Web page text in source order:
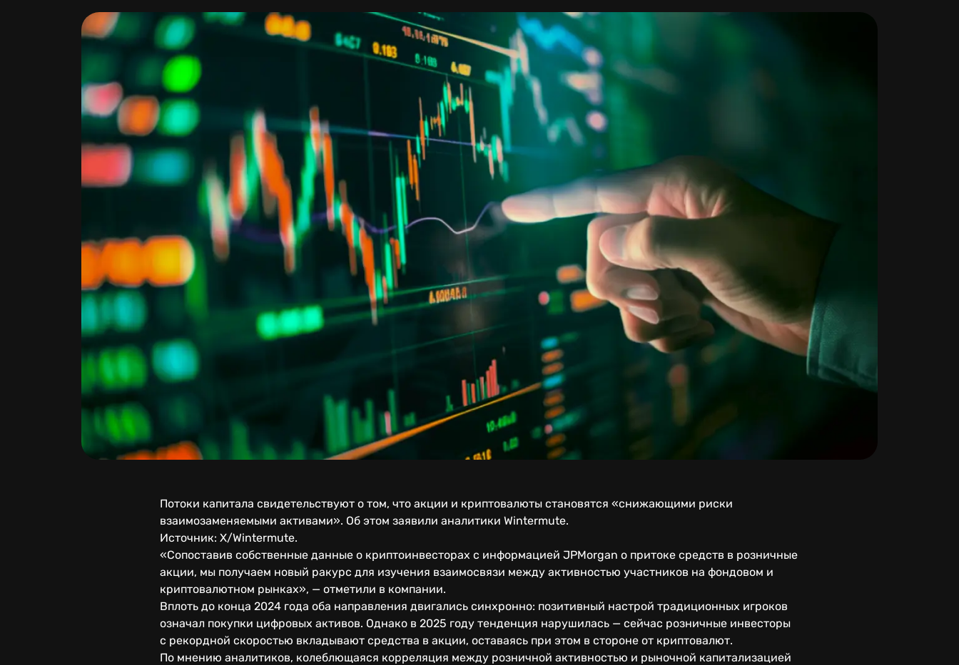
Потоки капитала свидетельствуют о том, что акции и криптовалюты становятся «снижающими риски
взаимозаменяемыми активами». Об этом заявили аналитики Wintermute.
Источник: X/Wintermute.
«Сопоставив собственные данные о криптоинвесторах с информацией JPMorgan о притоке средств в розничные
акции, мы получаем новый ракурс для изучения взаимосвязи между активностью участников на фондовом и
криптовалютном рынках», — отметили в компании.
Вплоть до конца 2024 года оба направления двигались синхронно: позитивный настрой традиционных игроков
означал покупки цифровых активов. Однако в 2025 году тенденция нарушилась — сейчас розничные инвесторы
с рекордной скоростью вкладывают средства в акции, оставаясь при этом в стороне от криптовалют.
По мнению аналитиков, колеблющаяся корреляция между розничной активностью и рыночной капитализацией